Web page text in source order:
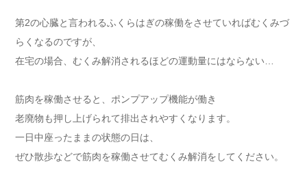
第2の心臓と言われるふくらはぎの稼働をさせていればむくみづ
らくなるのですが、
在宅の場合、むくみ解消されるほどの運動量にはならない…
筋肉を稼働させると、ポンプアップ機能が働き
老廃物も押し上げられて排出されやすくなります。
一日中座ったままの状態の日は、
ぜひ散歩などで筋肉を稼働させてむくみ解消をしてください。